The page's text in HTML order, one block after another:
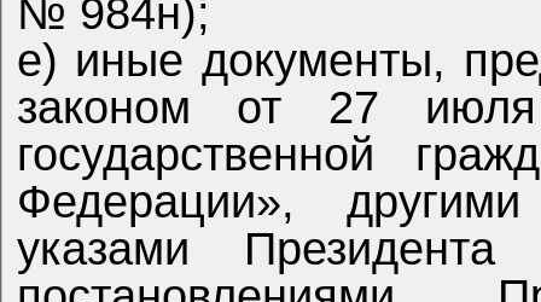
№ 984н);
е) иные документы, предусмотренные Федеральным
законом от 27
государственной
Федерации», другими
указами